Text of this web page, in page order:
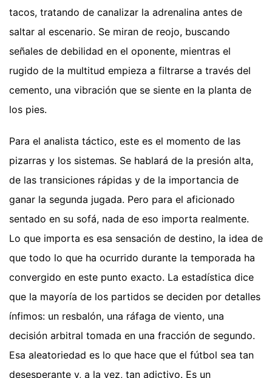
tacos, tratando de canalizar la adrenalina antes de
saltar al escenario. Se miran de reojo, buscando
señales de debilidad en el oponente, mientras el
rugido de la multitud empieza a filtrarse a través del
cemento, una vibración que se siente en la planta de
los pies.
Para el analista táctico, este es el momento de las
pizarras y los sistemas. Se hablará de la presión alta,
de las transiciones rápidas y de la importancia de
ganar la segunda jugada. Pero para el aficionado
sentado en su sofá, nada de eso importa realmente.
Lo que importa es esa sensación de destino, la idea de
que todo lo que ha ocurrido durante la temporada ha
convergido en este punto exacto. La estadística dice
que la mayoría de los partidos se deciden por detalles
ínfimos: un resbalón, una ráfaga de viento, una
decisión arbitral tomada en una fracción de segundo.
Esa aleatoriedad es lo que hace que el fútbol sea tan
desesperante y, a la vez, tan adictivo. Es un